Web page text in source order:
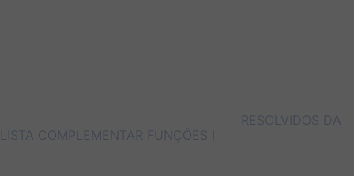
RESOLVIDOS DA
LISTA COMPLEMENTAR FUNÇÕES I